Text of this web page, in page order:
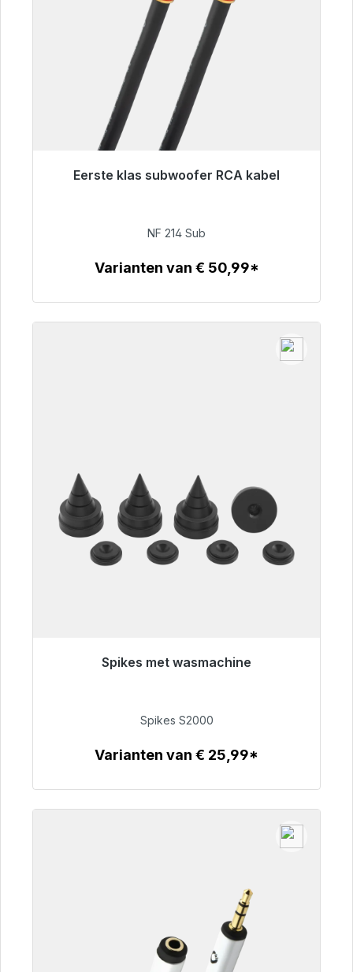
Eerste klas subwoofer RCA kabel
Klaar voor onmiddellijke verzending, levertijd
€ 94,00
NF 214 Sub
Varianten van € 50,99*
Spikes met wasmachine
Klaar voor onmiddellijke verzending, levertijd
€ 51,49
Spikes S2000
Varianten van € 25,99*